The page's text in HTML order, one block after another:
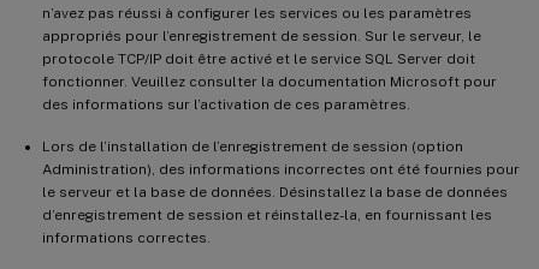
n’avez pas réussi à configurer les services ou les paramètres
appropriés pour l’enregistrement de session. Sur le serveur, le
protocole TCP/IP doit être activé et le service SQL Server doit
fonctionner. Veuillez consulter la documentation Microsoft pour
des informations sur l’activation de ces paramètres.
Lors de l’installation de l’enregistrement de session (option
Administration), des informations incorrectes ont été fournies pour
le serveur et la base de données. Désinstallez la base de données
d’enregistrement de session et réinstallez-la, en fournissant les
informations correctes.